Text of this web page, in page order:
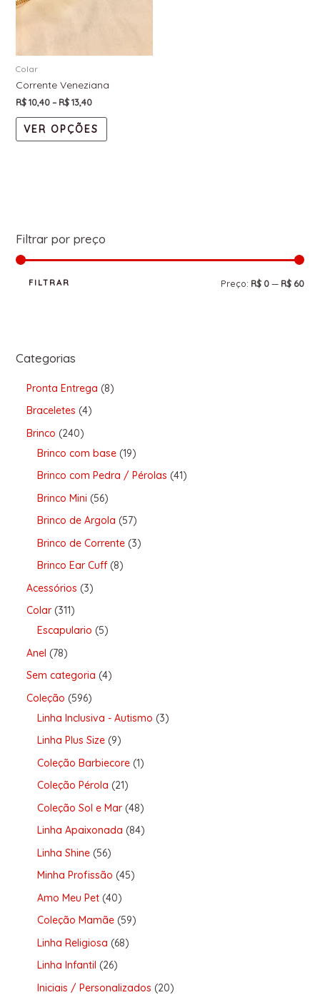
Filtrar por preço
FILTRAR Preço: R$ 0 — R$ 60
Categorias
Pronta Entrega 8
Braceletes 4
Brinco 240
Brinco com base 19
Brinco com Pedra / Pérolas 41
Brinco Mini 56
Brinco de Argola 57
Brinco de Corrente 3
Brinco Ear Cuff 8
Acessórios 3
Colar 311
Escapulario 5
Anel 78
Sem categoria 4
Coleção 596
Linha Inclusiva - Autismo 3
Linha Plus Size 9
Coleção Barbiecore 1
Coleção Pérola 21
Coleção Sol e Mar 48
Linha Apaixonada 84
Linha Shine 56
Minha Profissão 45
Amo Meu Pet 40
Coleção Mamãe 59
Linha Religiosa 68
Linha Infantil 26
Iniciais / Personalizados 20
Colar
Corrente Veneziana
R$10,40–R$13,40
VER OPÇÕES